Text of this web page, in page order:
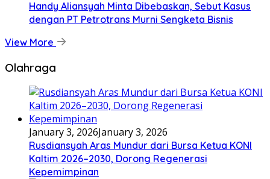
Handy Aliansyah Minta Dibebaskan, Sebut Kasus
dengan PT Petrotrans Murni Sengketa Bisnis
View More
Olahraga
January 3, 2026January 3, 2026
Rusdiansyah Aras Mundur dari Bursa Ketua KONI
Kaltim 2026–2030, Dorong Regenerasi
Kepemimpinan